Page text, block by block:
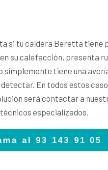
si tu caldera Beretta tiene
su calefacción, presenta
simplemente tiene una
En todos estos
será contactar a
técnicos especializados.
al 93 143 91 05